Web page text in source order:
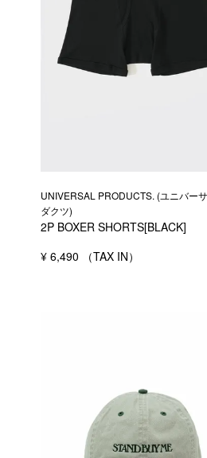
お気に入りに登録する
UNIVERSAL PRODUCTS. (ユニバー
ダクツ)
2P BOXER SHORTS[BLACK]
¥ 6,490